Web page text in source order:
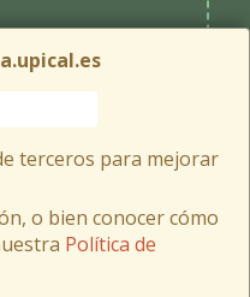
terceros para mejorar
o bien conocer cómo
Política de
- Tfno: